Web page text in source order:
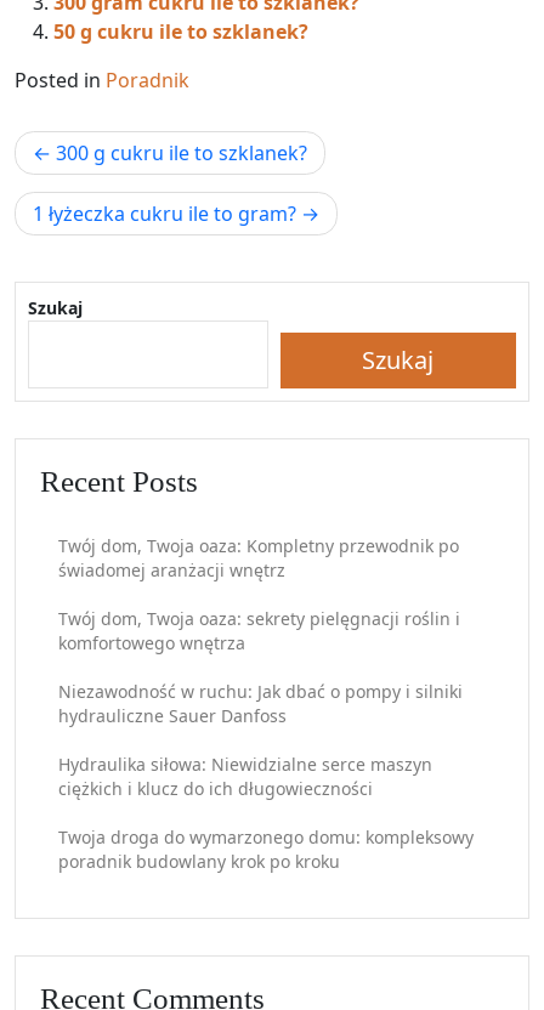
50 g cukru ile to szklanek?
Posted in Poradnik
Nawigacja
wpisu
300 g cukru ile to szklanek?
1 łyżeczka cukru ile to gram?
Szukaj
Szukaj
Recent Posts
Twój dom, Twoja oaza: Kompletny przewodnik po
świadomej aranżacji wnętrz
Twój dom, Twoja oaza: sekrety pielęgnacji roślin i
komfortowego wnętrza
Niezawodność w ruchu: Jak dbać o pompy i silniki
hydrauliczne Sauer Danfoss
Hydraulika siłowa: Niewidzialne serce maszyn
ciężkich i klucz do ich długowieczności
Twoja droga do wymarzonego domu: kompleksowy
poradnik budowlany krok po kroku
Recent Comments